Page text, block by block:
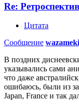
Re:
Цитата
Сообщение
В поздних
указывались сами
что даже
ошибаюсь, были из
Japan, France и так